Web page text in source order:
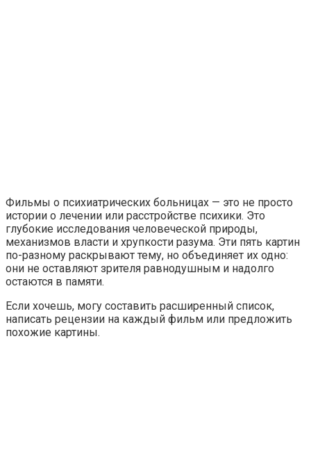
Фильмы о психиатрических больницах — это не просто
истории о лечении или расстройстве психики. Это
глубокие исследования человеческой природы,
механизмов власти и хрупкости разума. Эти пять картин
по-разному раскрывают тему, но объединяет их одно:
они не оставляют зрителя равнодушным и надолго
остаются в памяти.
Если хочешь, могу составить расширенный список,
написать рецензии на каждый фильм или предложить
похожие картины.